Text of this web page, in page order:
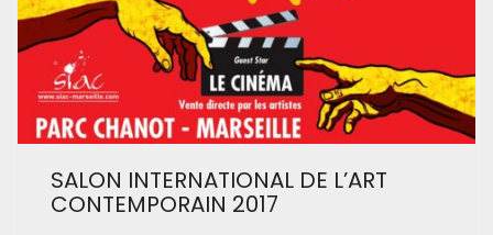
SALON INTERNATIONAL DE L’ART
CONTEMPORAIN 2017